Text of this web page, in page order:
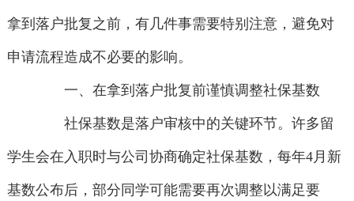
拿到落户批复之前，有几件事需要特别注意，避免对
申请流程造成不必要的影响。
一、在拿到落户批复前谨慎调整社保基数
社保基数是落户审核中的关键环节。许多留
学生会在入职时与公司协商确定社保基数，每年4月新
基数公布后，部分同学可能需要再次调整以满足要